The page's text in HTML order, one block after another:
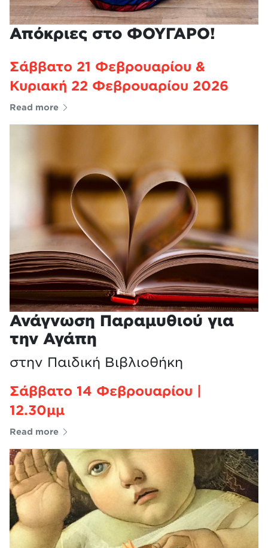
Απόκριες στο ΦΟΥΓΑΡΟ!
Σάββατο 21 Φεβρουαρίου &
Κυριακή 22 Φεβρουαρίου 2026
Read more
Ανάγνωση Παραμυθιού για
την Αγάπη
Σάββατο 14 Φεβρουαρίου |
12.30μμ
στην Παιδική Βιβλιοθήκη
Read more